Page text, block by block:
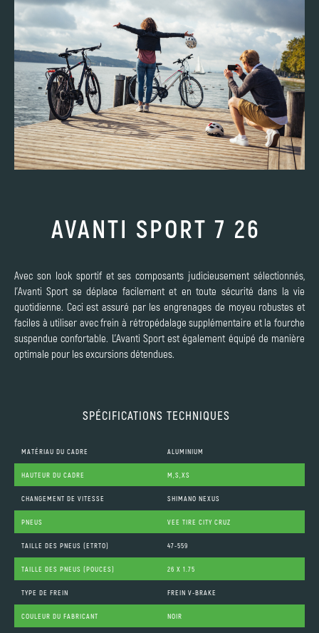
AVANTI SPORT 7 26
Avec son look sportif et ses composants judicieusement sélectionnés,
l'Avanti Sport se déplace facilement et en toute sécurité dans la vie
quotidienne. Ceci est assuré par les engrenages de moyeu robustes et
faciles à utiliser avec frein à rétropédalage supplémentaire et la fourche
suspendue confortable. L'Avanti Sport est également équipé de manière
optimale pour les excursions détendues.
SPÉCIFICATIONS TECHNIQUES
MATÉRIAU DU CADRE ALUMINIUM
HAUTEUR DU CADRE M,S,XS
CHANGEMENT DE VITESSE SHIMANO NEXUS
PNEUS VEE TIRE CITY CRUZ
TAILLE DES PNEUS (ETRTO) 47-559
TAILLE DES PNEUS (POUCES) 26 X 1.75
TYPE DE FREIN FREIN V-BRAKE
COULEUR DU FABRICANT NOIR